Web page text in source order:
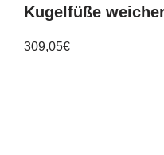
Kugelfüße
309,05€